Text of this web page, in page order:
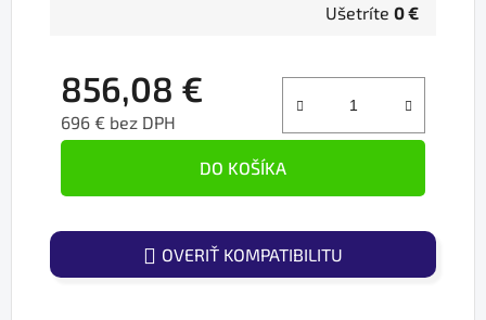
Ušetríte 0 €
856,08 €
696 € bez DPH
DO KOŠÍKA
OVERIŤ KOMPATIBILITU